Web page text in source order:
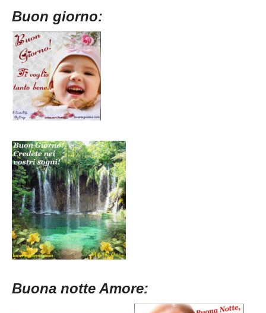
Buon giorno:
Buona notte Amore: